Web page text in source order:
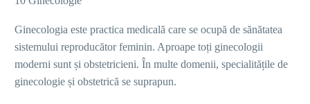
Ginecologia este practica medicală care se ocupă de sănătatea
sistemului reproducător feminin. Aproape toți ginecologii
moderni sunt și obstetricieni. În multe domenii, specialitățile de
ginecologie și obstetrică se suprapun.